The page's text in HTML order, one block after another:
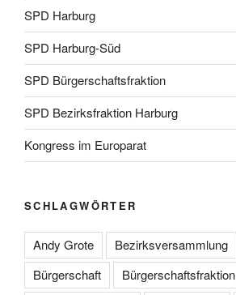
SPD Harburg
SPD Harburg-Süd
SPD Bürgerschaftsfraktion
SPD Bezirksfraktion Harburg
Kongress im Europarat
SCHLAGWÖRTER
Andy Grote Bezirksversammlung
Bürgerschaft
Bürgerschaftsfraktion